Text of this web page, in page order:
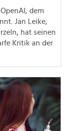
dem
Jan Leike,
hat seinen
Kritik an der